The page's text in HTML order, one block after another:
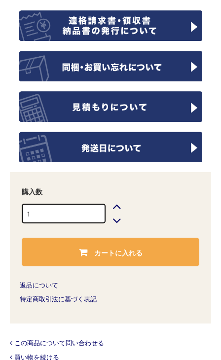
購入数
カートに入れる
返品について
特定商取引法に基づく表記
この商品について問い合わせる
買い物を続ける